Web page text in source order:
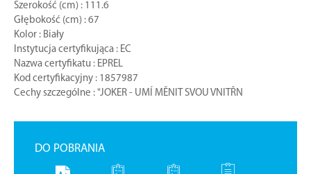
Szerokość (cm) : 111.6
Głębokość (cm) : 67
Kolor : Biały
Instytucja certyfikująca : EC
Nazwa certyfikatu : EPREL
Kod certyfikacyjny : 1857987
Cechy szczególne : "JOKER - UMÍ MĚNIT SVOU VNITŘN
DO POBRANIA